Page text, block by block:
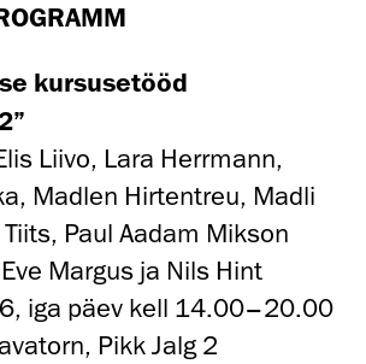
kursusetööd
Liivo, Lara Herrmann,
Madlen Hirtentreu, Madli
Paul Aadam Mikson
Margus ja Nils Hint
iga päev kell 14.00–20.00
Pikk Jalg 2